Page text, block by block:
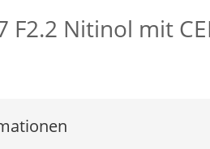
F2.2 Nitinol mit